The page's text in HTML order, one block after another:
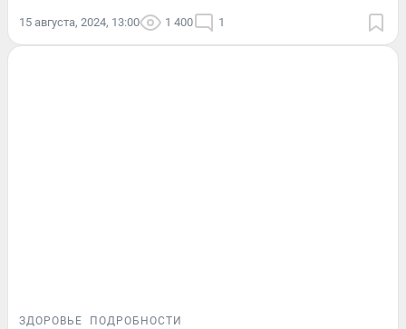
15 августа, 2024, 13:00 1 400 1
ЗДОРОВЬЕ ПОДРОБНОСТИ